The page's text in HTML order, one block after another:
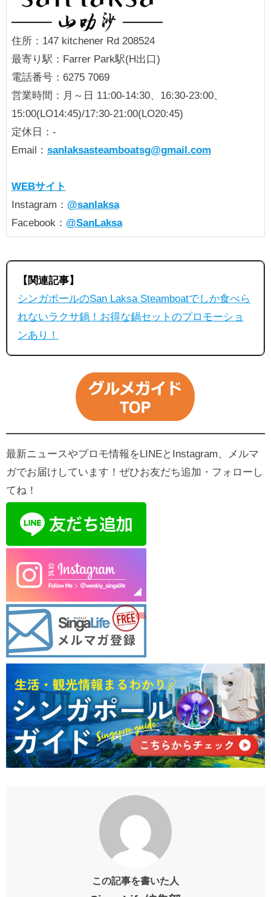
住所：147 kitchener Rd 208524
最寄り駅：Farrer Park駅(H出口)
電話番号：6275 7069
営業時間：月～日 11:00-14:30、16:30-23:00、
15:00(LO14:45)/17:30-21:00(LO20:45)
定休日：-
Email： sanlaksasteamboatsg@gmail.com
WEBサイト
Instagram： @sanlaksa
Facebook： @SanLaksa
【関連記事】
シンガポールのSan Laksa Steamboatでしか食べら
れないラクサ鍋！お得な鍋セットのプロモーショ
ンあり！
最新ニュースやプロモ情報をLINEとInstagram、メルマ
ガでお届けしています！ぜひお友だち追加・フォローし
てね！
この記事を書いた人